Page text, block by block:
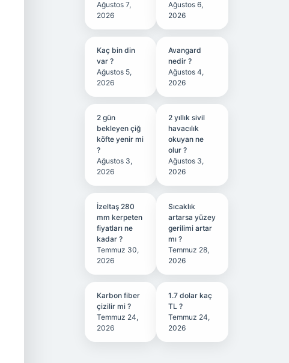
Ağustos 7,
2026
Ağustos 6,
2026
Kaç bin din
var ?
Ağustos 5,
2026
Avangard
nedir ?
Ağustos 4,
2026
2 gün
bekleyen çiğ
köfte yenir mi
?
Ağustos 3,
2026
2 yıllık sivil
havacılık
okuyan ne
olur ?
Ağustos 3,
2026
İzeltaş 280
mm kerpeten
fiyatları ne
kadar ?
Temmuz 30,
2026
Sıcaklık
artarsa yüzey
gerilimi artar
mı ?
Temmuz 28,
2026
Karbon fiber
çizilir mi ?
Temmuz 24,
2026
1.7 dolar kaç
TL ?
Temmuz 24,
2026